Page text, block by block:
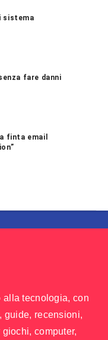
sistema
fare danni
finta email
alla tecnologia, con
guide, recensioni,
computer,